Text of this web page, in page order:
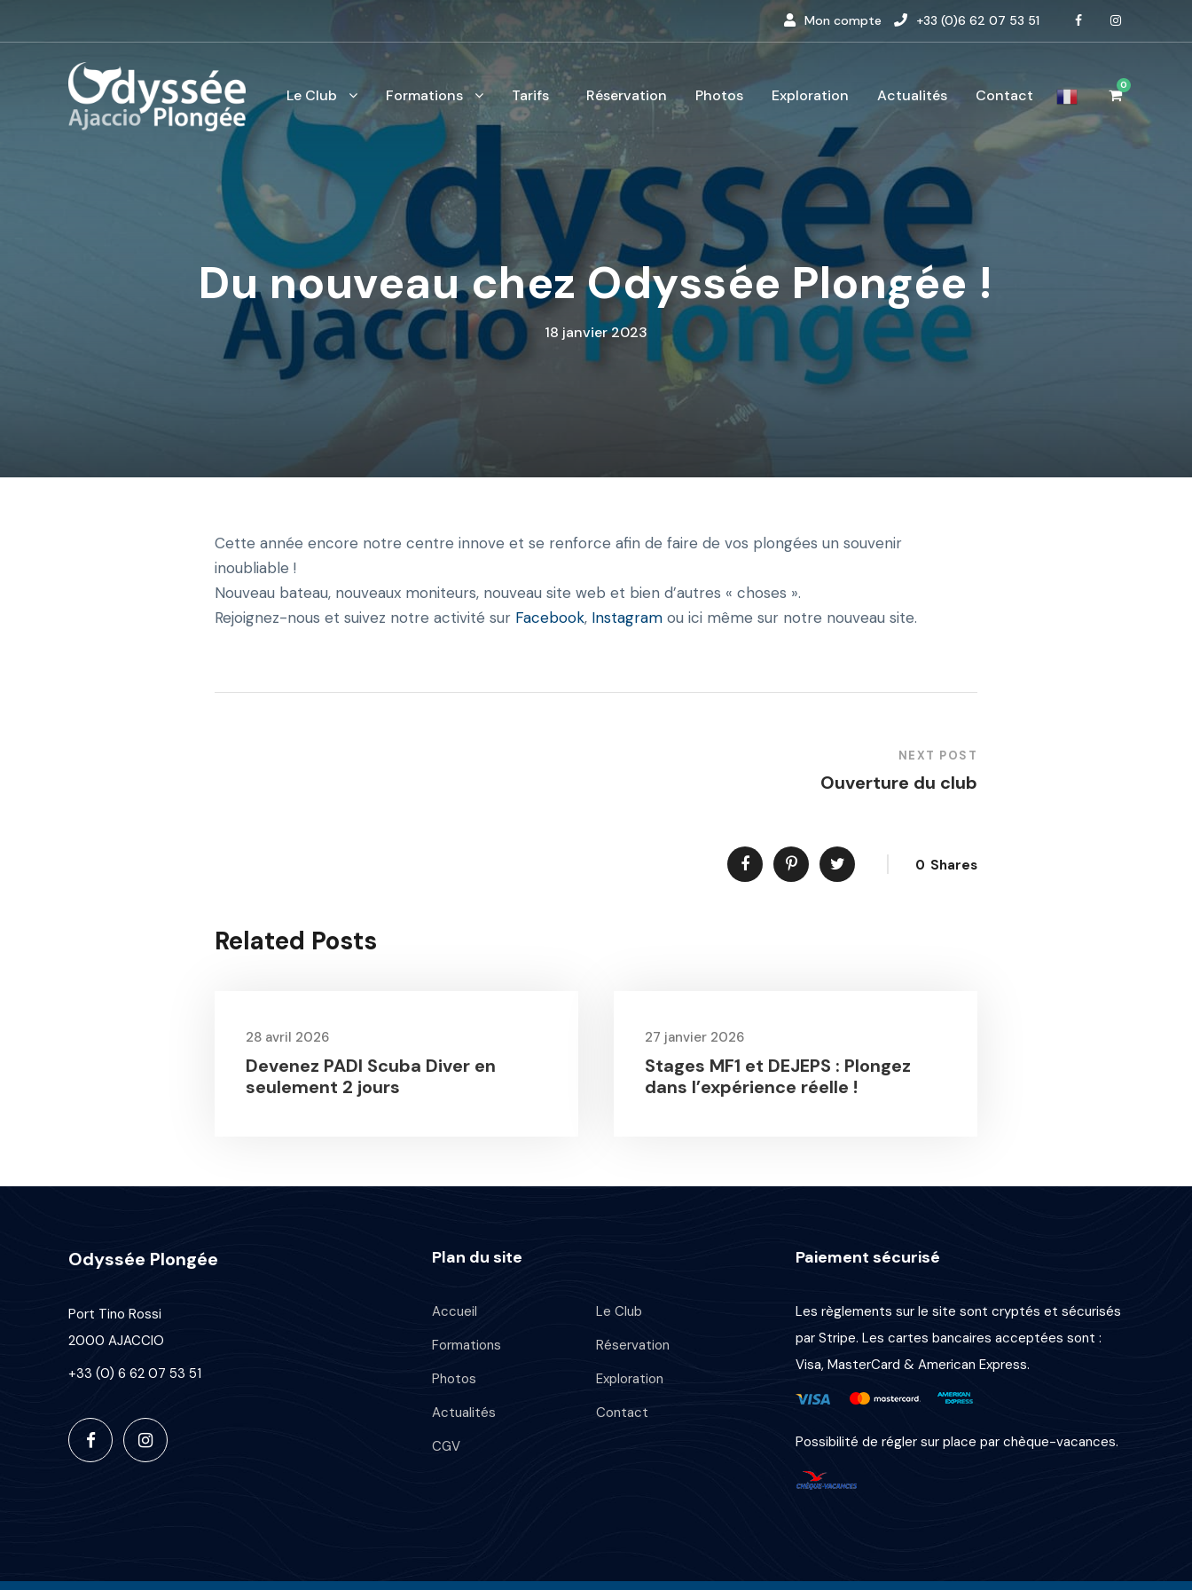
Mon compte +33 (0)6 62 07 53 51
Le Club Formations Tarifs Réservation Photos Exploration Actualités Contact
0
Du nouveau chez Odyssée Plongée !
18 janvier 2023
Cette année encore notre centre innove et se renforce afin de faire de vos plongées un souvenir
inoubliable !
Nouveau bateau, nouveaux moniteurs, nouveau site web et bien d’autres « choses ».
Rejoignez-nous et suivez notre activité sur Facebook, Instagram ou ici même sur notre nouveau site.
NEXT POST
Ouverture du club
0 Shares
Related Posts
28 avril 2026
Devenez PADI Scuba Diver en
seulement 2 jours
27 janvier 2026
Stages MF1 et DEJEPS : Plongez
dans l’expérience réelle !
Odyssée Plongée
Port Tino Rossi
2000 AJACCIO
+33 (0) 6 62 07 53 51
Plan du site
Accueil
Le Club
Formations
Réservation
Photos
Exploration
Actualités
Contact
CGV
Paiement sécurisé
Les règlements sur le site sont cryptés et sécurisés
par Stripe. Les cartes bancaires acceptées sont :
Visa, MasterCard & American Express.
Possibilité de régler sur place par chèque-vacances.